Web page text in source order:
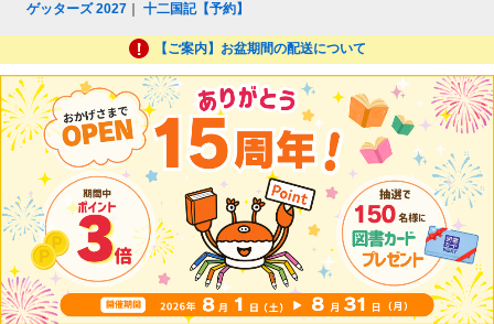
ゲッターズ 2027 ｜十二国記【予約】
【ご案内】お盆期間の配送について